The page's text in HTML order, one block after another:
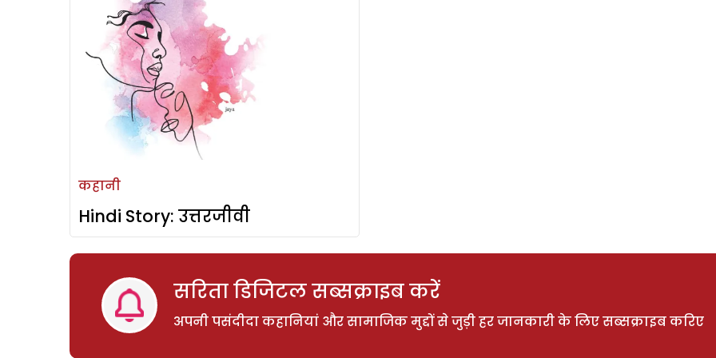
कहानी
Hindi Story: उत्तरजीवी
सरिता डिजिटल सब्सक्राइब करें
अपनी पसंदीदा कहानियां और सामाजिक मुद्दों से जुड़ी हर जानकारी के लिए सब्सक्राइब करिए